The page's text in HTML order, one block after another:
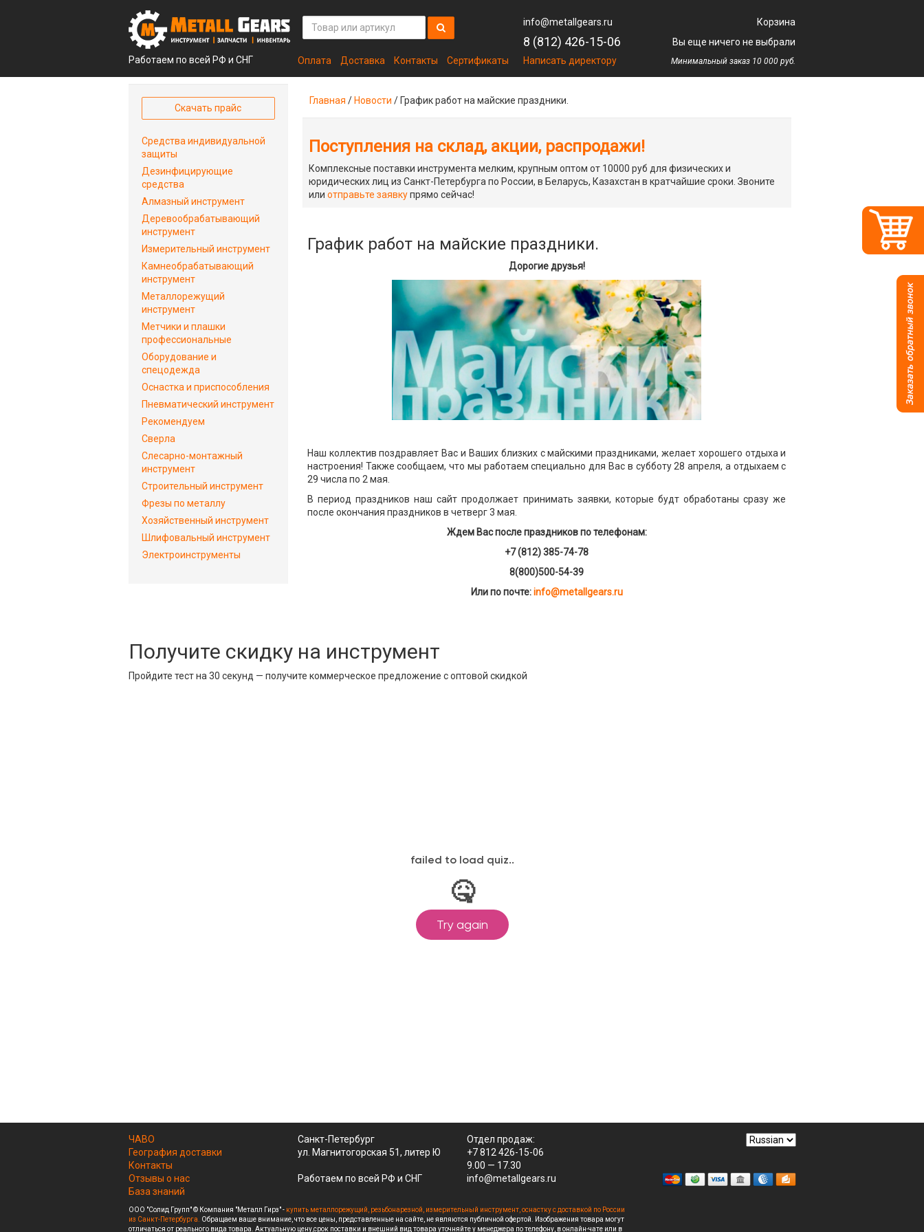
Работаем по всей РФ и СНГ Оплата Доставка Контакты Сертификаты
info@metallgears.ru
8 (812) 426-15-06
Написать директору
Корзина
Вы еще ничего не выбрали
Минимальный заказ 10 000 руб.
Главная / Новости / График работ на майские праздники.
Поступления на склад, акции, распродажи!
Комплексные поставки инструмента мелким, крупным оптом от 10000 руб для физических и
юридических лиц из Санкт-Петербурга по России, в Беларусь, Казахстан в кратчайшие сроки. Звоните
или отправьте заявкупрямо сейчас!
График работ на майские праздники.
Дорогие друзья!
Наш коллектив поздравляет Вас и Ваших близких с майскими праздниками, желает хорошего отдыха и
настроения! Также сообщаем, что мы работаем специально для Вас в субботу 28 апреля, а отдыхаем с
29 числа по 2 мая.
В период праздников наш сайт продолжает принимать заявки, которые будт обработаны сразу же
после окончания праздников в четверг 3 мая.
Ждем Вас после праздников по телефонам:
+7 (812) 385-74-78
8(800)500-54-39
Или по почте:info@metallgears.ru
Скачать прайс
Средства индивидуальной
защиты
Дезинфицирующие
средства
Алмазный инструмент
Деревообрабатывающий
инструмент
Измерительный инструмент
Камнеобрабатывающий
инструмент
Металлорежущий
инструмент
Метчики и плашки
профессиональные
Оборудование и
спецодежда
Оснастка и приспособления
Пневматический инструмент
Рекомендуем
Сверла
Слесарно-монтажный
инструмент
Строительный инструмент
Фрезы по металлу
Хозяйственный инструмент
Шлифовальный инструмент
Электроинструменты
Получите скидку на инструмент
Пройдите тест на 30 секунд — получите коммерческое предложение с оптовой скидкой
ЧАВО
География доставки
Контакты
Отзывы о нас
База знаний
Санкт-Петербург
ул. Магнитогорская 51, литер Ю
Работаем по всей РФ и СНГ
Отдел продаж:
+7 812 426-15-06
9.00 — 17.30
info@metallgears.ru
ООО "Солид Групп" © Компания "Металл Гирз" - купить металлорежущий, резьбонарезной, измерительный инструмент, оснастку с доставкой по России
из Санкт-Петербурга.
Обращаем ваше внимание, что все цены, представленные на сайте, не являются публичной офертой. Изображения товара могут
отличаться от реального вида товара. Актуальную цену,срок поставки и внешний вид товара уточняйте у менеджера по телефону, в онлайн-чате или в